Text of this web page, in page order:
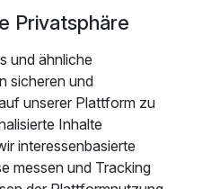
im zweiten Stock
Sie auf 300m² ein
Bereich zum
und Bio
Komfort Liegen und
mit direkten Blick ins
Privatsphäre
und ähnliche
sicheren und
unserer Plattform zu
Inhalte
interessenbasierte
messen und Tracking